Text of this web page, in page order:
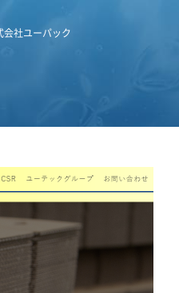
会社ユーパック